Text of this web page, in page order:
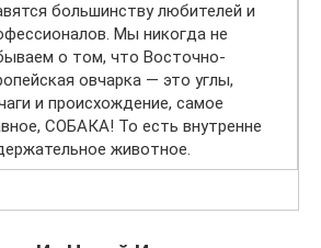
большинству любителей и
Мы никогда не
о том, что Восточно-
овчарка — это углы,
и происхождение, самое
СОБАКА! То есть внутренне
животное.